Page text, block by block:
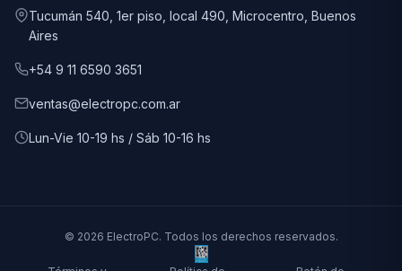
Tucumán 540, 1er piso, local 490, Microcentro, Buenos
Aires
+54 9 11 6590 3651
ventas@electropc.com.ar
Lun-Vie 10-19 hs / Sáb 10-16 hs
© 2026 ElectroPC. Todos los derechos reservados.